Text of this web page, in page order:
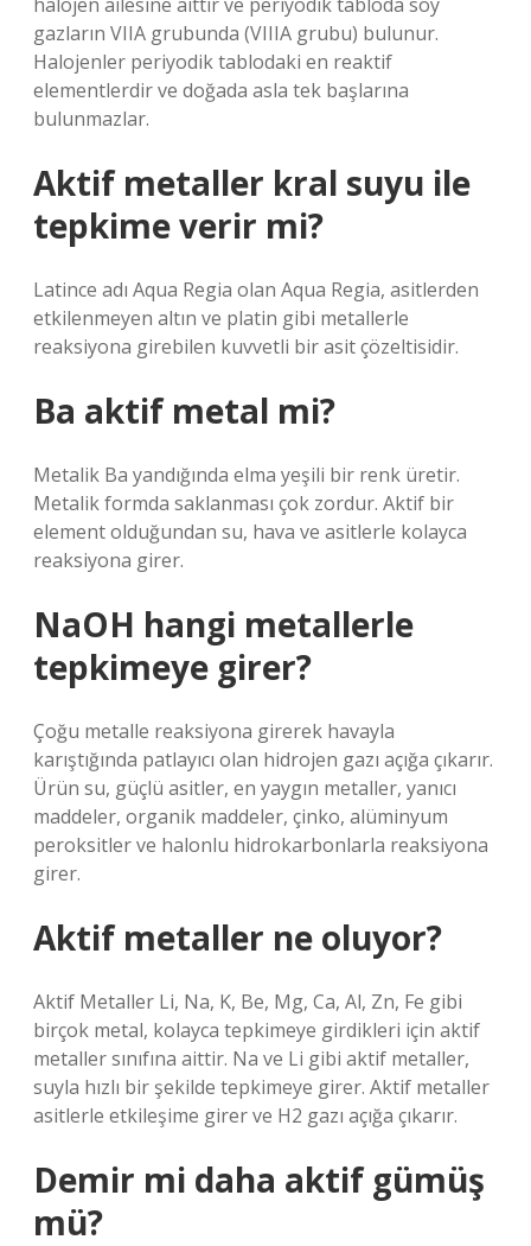
gazların VIIA grubunda (VIIIA grubu) bulunur.
Halojenler periyodik tablodaki en reaktif
elementlerdir ve doğada asla tek başlarına
bulunmazlar.
Aktif metaller kral suyu ile
tepkime verir mi?
Latince adı Aqua Regia olan Aqua Regia, asitlerden
etkilenmeyen altın ve platin gibi metallerle
reaksiyona girebilen kuvvetli bir asit çözeltisidir.
Ba aktif metal mi?
Metalik Ba yandığında elma yeşili bir renk üretir.
Metalik formda saklanması çok zordur. Aktif bir
element olduğundan su, hava ve asitlerle kolayca
reaksiyona girer.
NaOH hangi metallerle
tepkimeye girer?
Çoğu metalle reaksiyona girerek havayla
karıştığında patlayıcı olan hidrojen gazı açığa çıkarır.
Ürün su, güçlü asitler, en yaygın metaller, yanıcı
maddeler, organik maddeler, çinko, alüminyum
peroksitler ve halonlu hidrokarbonlarla reaksiyona
girer.
Aktif metaller ne oluyor?
Aktif Metaller Li, Na, K, Be, Mg, Ca, Al, Zn, Fe gibi
birçok metal, kolayca tepkimeye girdikleri için aktif
metaller sınıfına aittir. Na ve Li gibi aktif metaller,
suyla hızlı bir şekilde tepkimeye girer. Aktif metaller
asitlerle etkileşime girer ve H2 gazı açığa çıkarır.
Demir mi daha aktif gümüş
mü?